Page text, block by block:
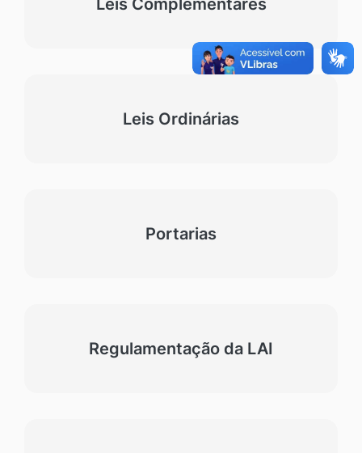
Leis Ordinárias
Portarias
Regulamentação da LAI